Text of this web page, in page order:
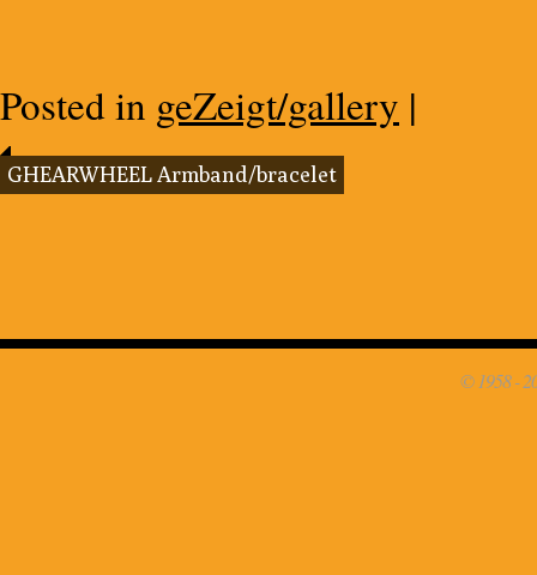
Posted in geZeigt/gallery |
GHEARWHEEL Armband/bracelet
© 1958 -